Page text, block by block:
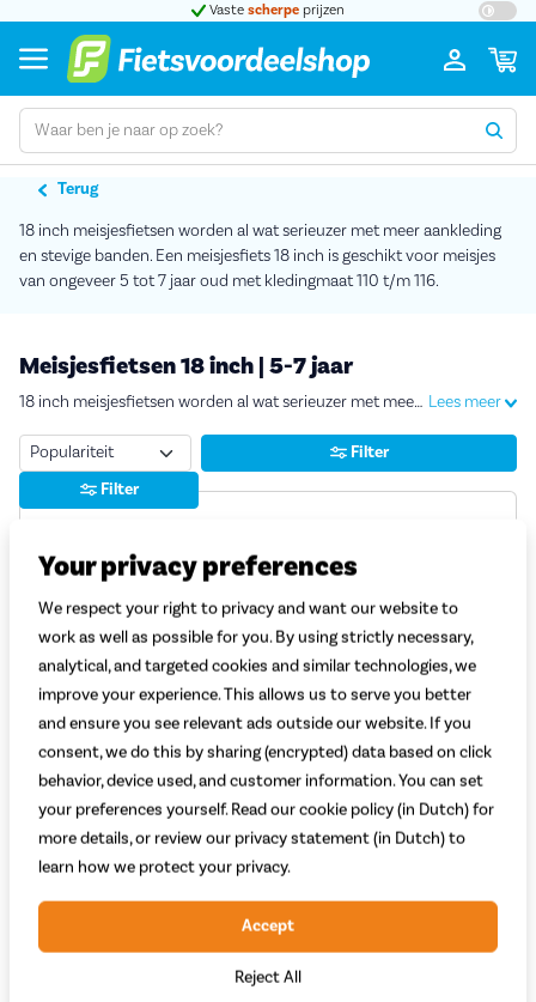
Vaste scherpe prijzen
Terug
18 inch meisjesfietsen worden al wat serieuzer met meer aankleding
en stevige banden. Een meisjesfiets 18 inch is geschikt voor meisjes
van ongeveer 5 tot 7 jaar oud met kledingmaat 110 t/m 116.
Meisjesfietsen 18 inch | 5-7 jaar
Lees meer
18 inch meisjesfietsen worden al wat serieuzer met meer aankleding en stevige banden. Een meisjesfiets 18 inch is geschikt voor meisjes van ongeveer 5 tot 7 jaar oud met kledingmaat 110 t/m 116.
Sorteren
Filter
Filter
Alpina Cargo 18 inch
Remmen: Terugtraprem i.c.m. velgrem
Your privacy preferences
We respect your right to privacy and want our website to
work as well as possible for you. By using strictly necessary,
analytical, and targeted cookies and similar technologies, we
improve your experience. This allows us to serve you better
and ensure you see relevant ads outside our website. If you
consent, we do this by sharing (encrypted) data based on click
behavior, device used, and customer information. You can set
your preferences yourself. Read our cookie policy (in Dutch) for
more details, or review our privacy statement (in Dutch) to
learn how we protect your privacy.
Reject All
Accept